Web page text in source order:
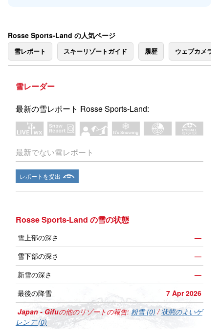
Rosse Sports-Land の人気ページ
雪レポート スキーリゾートガイド 履歴 ウェブカメラ
雪レーダー
最新の雪レポート Rosse Sports-Land:
最新でない雪レポート
レポートを提出
Rosse Sports-Land の雪の状態
雪上部の深さ
—
雪下部の深さ
—
新雪の深さ
—
最後の降雪
7 Apr 2026
Japan - Gifuの他のリゾートの報告: 粉雪 (0) /状態のよいゲ
レンデ (0)